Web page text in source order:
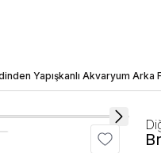
Yapışkanlı Akvaryum